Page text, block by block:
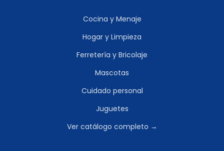
Cocina y Menaje
Hogar y Limpieza
Ferretería y Bricolaje
Mascotas
Cuidado personal
Juguetes
Ver catálogo completo →